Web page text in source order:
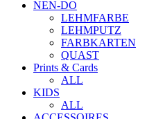
NEN-DO
LEHMFARBE
LEHMPUTZ
FARBKARTEN
QUAST
Prints & Cards
ALL
KIDS
ALL